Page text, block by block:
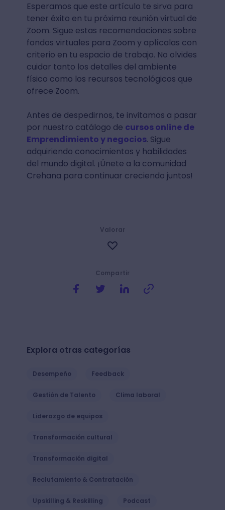
Esperamos que este artículo te sirva para
tener éxito en tu próxima reunión virtual de
Zoom. Sigue estas recomendaciones sobre
fondos virtuales para Zoom y aplícalas con
criterio en tu espacio de trabajo. No olvides
cuidar tanto los detalles del ambiente
físico como los recursos tecnológicos que
ofrece Zoom.
Antes de despedirnos, te invitamos a pasar
por nuestro catálogo de cursos online de
Emprendimiento y negocios. Sigue
adquiriendo conocimientos y habilidades
del mundo digital. ¡Únete a la comunidad
Crehana para continuar creciendo juntos!
Compartir
Valorar
Explora otras categorías
Desempeño Feedback
Gestión de Talento Clima laboral
Liderazgo de equipos
Transformación cultural
Transformación digital
Reclutamiento & Contratación
Upskilling & Reskilling Podcast